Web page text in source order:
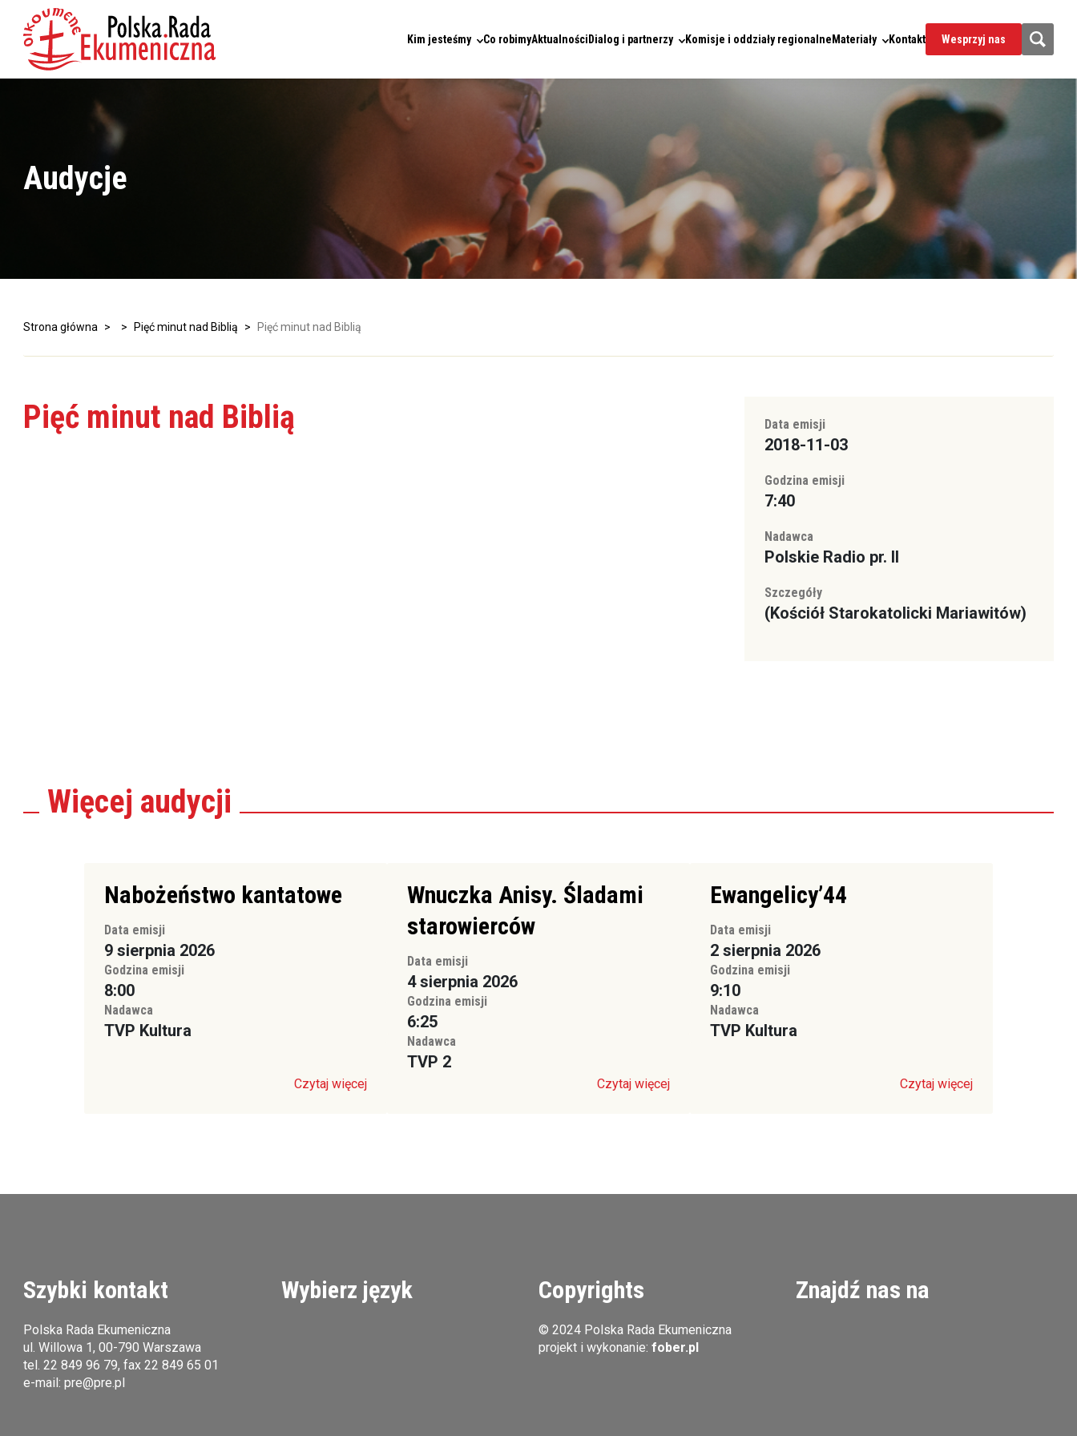
Kim jesteśmy Co robimyAktualnościDialog i partnerzy Komisje i oddziały regionalneMateriały Kontakt Wesprzyj nas
Audycje
Strona główna > > Pięć minut nad Biblią > Pięć minut nad Biblią
Pięć minut nad Biblią Data emisji
2018-11-03
Godzina emisji
7:40
Nadawca
Polskie Radio pr. II
Szczegóły
(Kościół Starokatolicki Mariawitów)
Więcej audycji
Nabożeństwo kantatowe
Data emisji
9 sierpnia 2026
Godzina emisji
8:00
Nadawca
TVP Kultura
Czytaj więcej
Wnuczka Anisy. Śladami
starowierców
Data emisji
4 sierpnia 2026
Godzina emisji
6:25
Nadawca
TVP 2
Czytaj więcej
Ewangelicy’44
Data emisji
2 sierpnia 2026
Godzina emisji
9:10
Nadawca
TVP Kultura
Czytaj więcej
Szybki kontakt
Polska Rada Ekumeniczna
ul. Willowa 1, 00-790 Warszawa
tel.22 849 96 79, fax 22 849 65 01
e-mail:pre@pre.pl
Wybierz język Copyrights
© 2024 Polska Rada Ekumeniczna
projekt i wykonanie: fober.pl
Znajdź nas na